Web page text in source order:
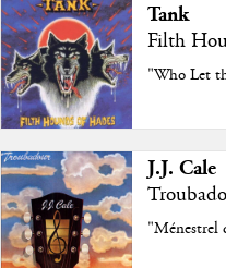
Tank
Filth
"Who Let
J.J. Cale
"Ménestrel